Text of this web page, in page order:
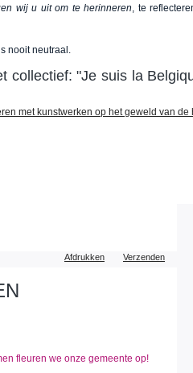
wij u uit om te herinneren , te
nooit neutraal.
collectief: "Je suis la
met kunstwerken op het geweld van de
Afdrukken Verzenden
fleuren we onze gemeente op!